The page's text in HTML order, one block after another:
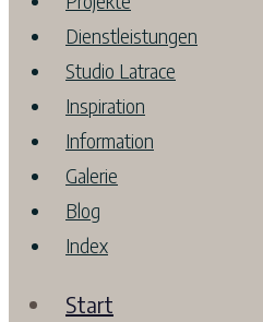
Dienstleistungen
Studio Latrace
Inspiration
Information
Galerie
Blog
Index
Start